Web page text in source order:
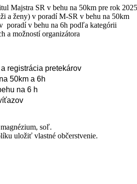
Majstra SR v behu na 50km pre rok
a ženy) v poradí M-SR v behu na 50km
poradí v behu na 6h podľa kategórii
a možností organizátora
registrácia pretekárov
50km a 6h
na 6 h
soľ.
uložiť vlastné občerstvenie.